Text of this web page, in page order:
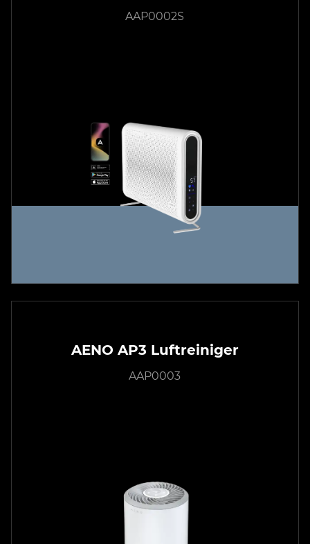
AAP0002S
AENO AP3 Luftreiniger
AAP0003